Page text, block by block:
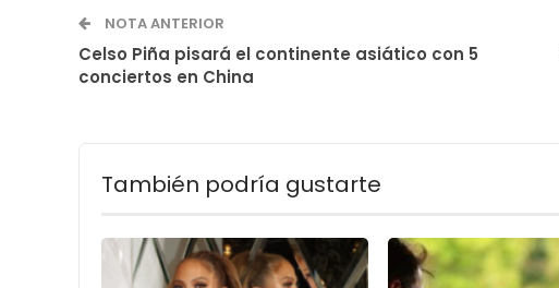
NOTA ANTERIOR
Celso Piña pisará el continente asiático con 5
conciertos en China
También podría gustarte